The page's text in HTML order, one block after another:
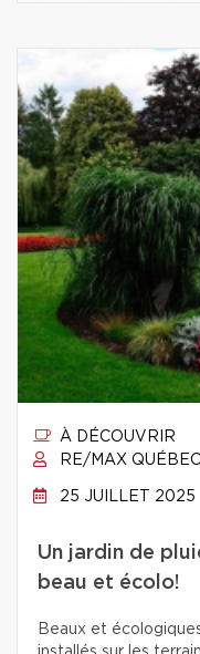
À DÉCOUVRIR
RE/MAX QUÉBEC
25 JUILLET 2025
Un jardin de
beau et écolo!
Beaux et